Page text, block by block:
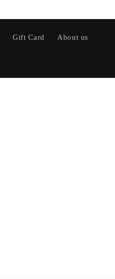
Gift Card About us